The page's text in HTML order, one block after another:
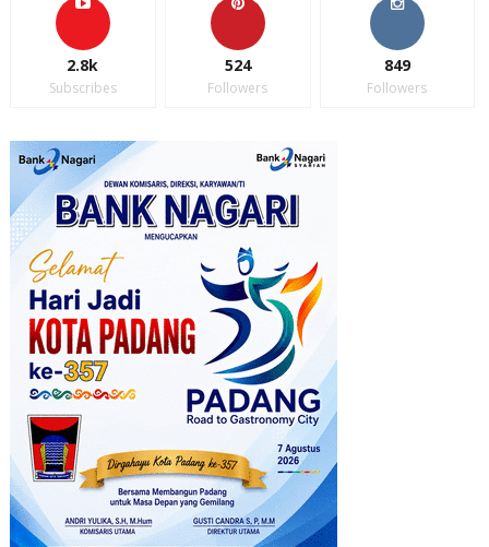
2.8k
Subscribes
524
Followers
849
Followers